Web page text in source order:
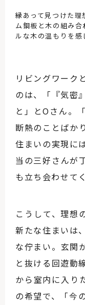
縁あって見つけた
ム鋼板と木の組み
ルな木の温もりを感
リビングワーク
のは、「『気密
と」とOさん。
断熱のことばか
住まいの実現に
当の三好さんが
も立ち会わせて
こうして、理想
新たな住まいは
な佇まい。玄関
と抜ける回遊動
から室内に入り
の希望で、「今